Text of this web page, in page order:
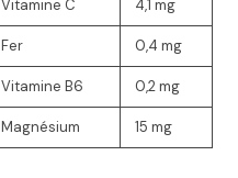
Vitamine C 4,1 mg
Fer 0,4 mg
Vitamine B6 0,2 mg
Magnésium 15 mg